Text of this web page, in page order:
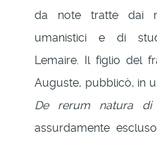
da note tratte dai
umanistici e di
Lemaire. Il figlio del
Auguste, pubblicò, in
De rerum natura di
assurdamente